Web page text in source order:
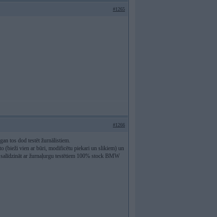
#1265
#1266
tos dod testēt žurnālistiem.
(bieži vien ar būri, modificētu piekari un slikiem) un
ar žurnaļurgu testētiem 100% stock BMW